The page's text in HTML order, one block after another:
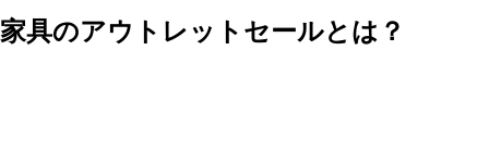
家具のアウトレットセールとは？